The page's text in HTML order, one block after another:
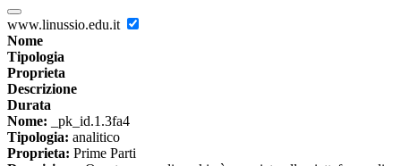
www.linussio.edu.it
Nome
Tipologia
Proprieta
Descrizione
Durata
Nome: _pk_id.1.3fa4
Tipologia: analitico
Proprieta: Prime Parti